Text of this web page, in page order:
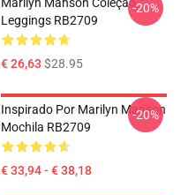
Leggings RB2709
€ 26,63 $28.95
-20%
Inspirado Por Marilyn Manson
Mochila RB2709
€ 33,94 - € 38,18
-20%